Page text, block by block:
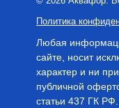
Политика
Любая
сайте, носит
характер и ни
публичной
статьи 437 ГК